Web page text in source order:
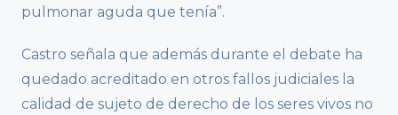
pulmonar aguda que tenía”.
Castro señala que además durante el debate ha
quedado acreditado en otros fallos judiciales la
calidad de sujeto de derecho de los seres vivos no